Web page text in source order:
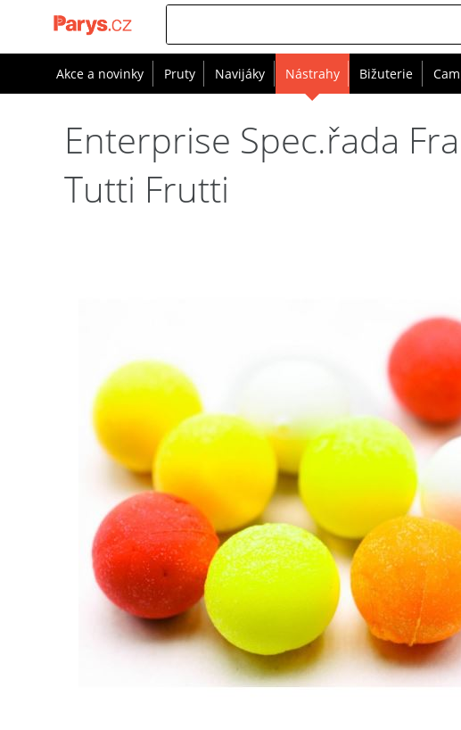
Akce a novinky Pruty Navijáky Nástrahy Bižuterie
Enterprise Spec.řada
Tutti Frutti